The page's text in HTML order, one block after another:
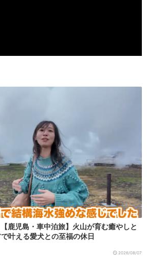
鹿児島・車中泊旅】火山が育む癒やしと
叶える愛犬との至福の休日
2026/08/07